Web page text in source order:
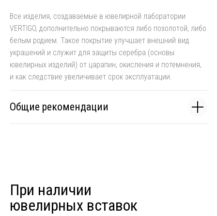
Все изделия, создаваемые в ювелирной лаборатории
VERTIGO, дополнительно покрываются либо позолотой, либо
белым родием. Такое покрытие улучшает внешний вид
украшений и служит для защиты серебра (основы
ювелирных изделий) от царапин, окисления и потемнения,
и как следствие увеличивает срок эксплуатации.
Общие рекомендации
При наличии
ювелирных вставок